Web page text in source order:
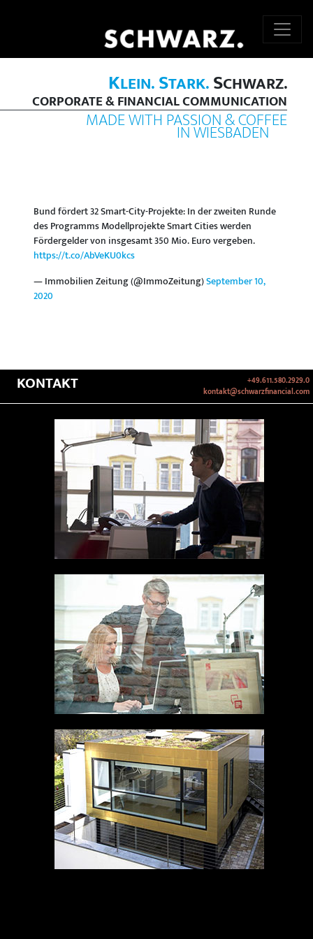
KLEIN.STARK.SCHWARZ.
CORPORATE & FINANCIAL COMMUNICATION
MADE WITH PASSION & COFFEE
IN WIESBADEN
Bund fördert 32 Smart-City-Projekte: In der zweiten Runde
des Programms Modellprojekte Smart Cities werden
Fördergelder von insgesamt 350 Mio. Euro vergeben.
https://t.co/AbVeKU0kcs
— Immobilien Zeitung (@ImmoZeitung)September 10,
2020
KONTAKT
+49.611.580.2929.0
kontakt@schwarzfinancial.com